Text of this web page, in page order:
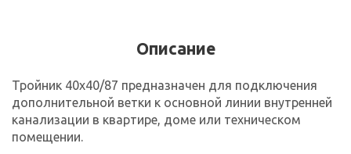
Описание
Тройник 40х40/87 предназначен для подключения
дополнительной ветки к основной линии внутренней
канализации в квартире, доме или техническом
помещении.